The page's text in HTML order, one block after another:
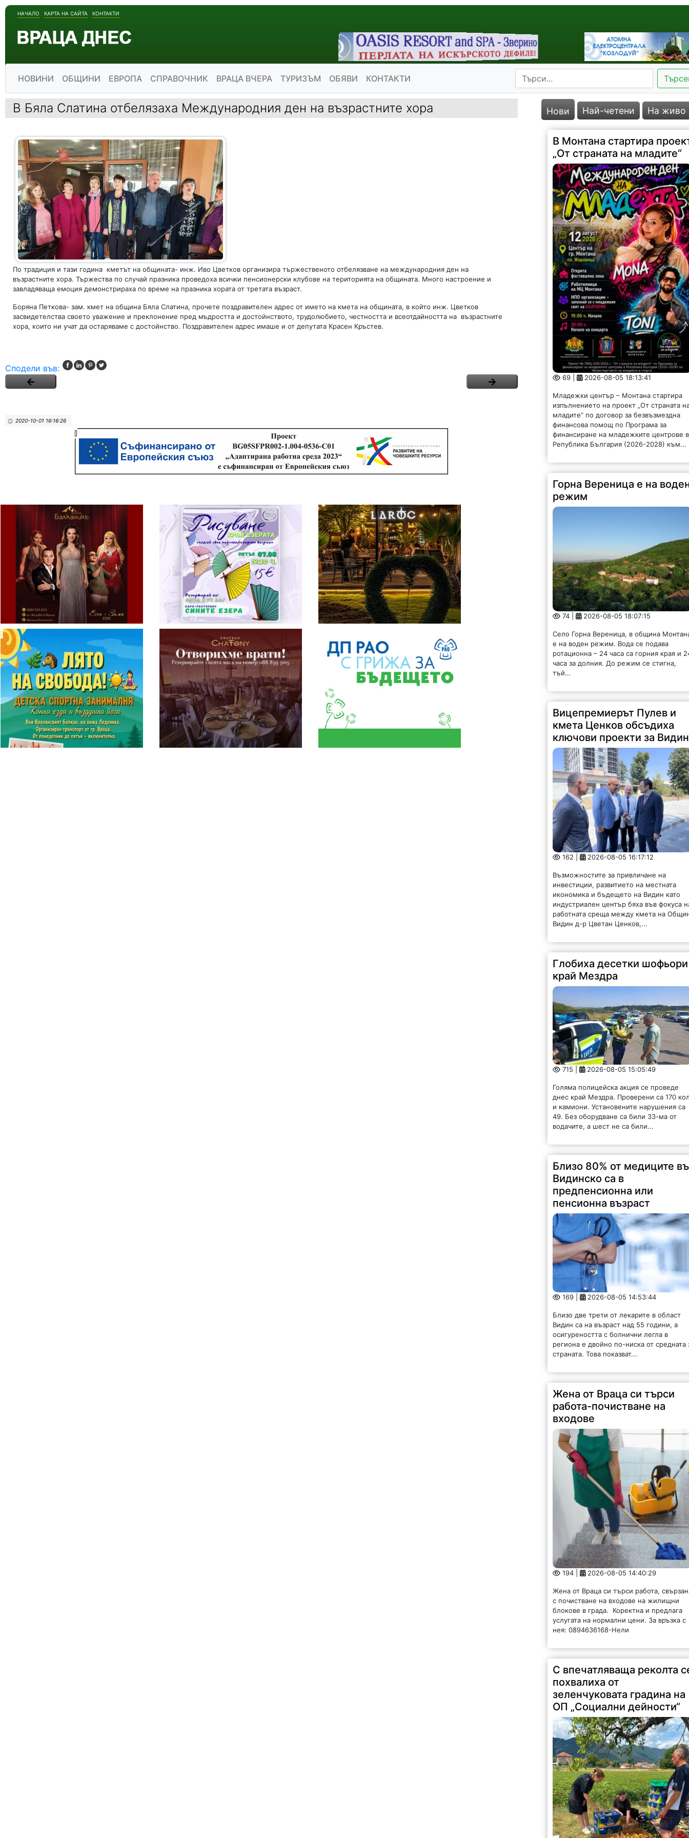
НАЧАЛО КАРТА НА САЙТА КОНТАКТИ
НОВИНИ ОБЩИНИ ЕВРОПА СПРАВОЧНИК ВРАЦА ВЧЕРА ТУРИЗЪМ ОБЯВИ КОНТАКТИ
В Бяла Слатина отбелязаха Международния ден на възрастните хора
По традиция и тази година кметът на общината- инж. Иво Цветков организира тържественото отбелязване на международния ден на
възрастните хора. Тържества по случай празника проведоха всички пенсионерски клубове на територията на общината. Много настроение и
завладяваща емоция демонстрираха по време на празника хората от третата възраст.
Боряна Петкова- зам. кмет на община Бяла Слатина, прочете поздравителен адрес от името на кмета на общината, в който инж. Цветков
засвидетелства своето уважение и преклонение пред мъдростта и достойнството, трудолюбието, честността и всеотдайността на възрастните
хора, които ни учат да остаряваме с достойнство. Поздравителен адрес имаше и от депутата Красен Кръстев.
Сподели във:
2020-10-01 16:16:26
Нови Най-четени На живо
В Монтана стартира
„От страната на младите“
69 | 2026-08-05 18:13:41
Младежки център – Монтана стартира
изпълнението на проект „От страната
младите“ по договор за безвъзмездна
финансова помощ по Програма за
финансиране на младежките центрове в
Република България (2026-2028) към...
Горна Вереница е на
режим
74 | 2026-08-05 18:07:15
Село Горна Вереница, в община
е на воден режим. Вода се подава
ротационна – 24 часа са горния края и
часа за долния. До режим се стигна,
тъй...
Вицепремиерът Пулев и
кмета Ценков обсъдиха
ключови проекти за Видин
162 | 2026-08-05 16:17:12
Възможностите за привличане на
инвестиции, развитието на местната
икономика и бъдещето на Видин като
индустриален център бяха във фокуса
работната среща между кмета на
Видин д-р Цветан Ценков,...
Глобиха десетки шофьори
край Мездра
715 | 2026-08-05 15:05:49
Голяма полицейска акция се проведе
днес край Мездра. Проверени са 170
и камиони. Установените нарушения са
49. Без оборудване са били 33-ма от
водачите, а шест не са били...
Близо 80% от медиците
Видинско са в
предпенсионна или
пенсионна възраст
169 | 2026-08-05 14:53:44
Близо две трети от лекарите в област
Видин са на възраст над 55 години, а
осигуреността с болнични легла в
региона е двойно по-ниска от средната
страната. Това показват...
Жена от Враца си търси
работа-почистване на
входове
194 | 2026-08-05 14:40:29
Жена от Враца си търси работа,
с почистване на входове на жилищни
блокове в града. Коректна и предлага
услугата на нормални цени. За връзка с
нея: 0894636168-Нели
С впечатляваща реколта
похвалиха от
зеленчуковата градина на
ОП „Социални дейности“